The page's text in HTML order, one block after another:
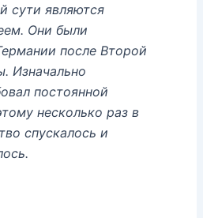
сути являются
Они были
после Второй
Изначально
постоянной
несколько раз в
спускалось и